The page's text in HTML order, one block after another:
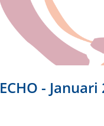
ECHO - Januari